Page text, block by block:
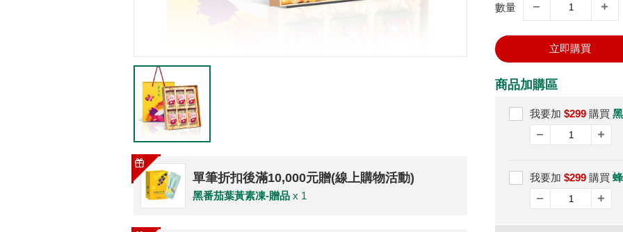
單筆折扣後滿10,000元贈(線上購物活動)
黑番茄葉黃素凍-贈品 x 1
數量
立即購買
商品加購區
我要加 $299 購買
我要加 $299 購買